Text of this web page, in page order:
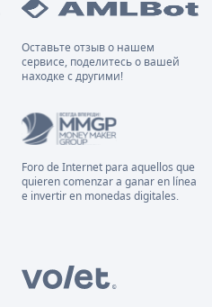
Оставьте отзыв о нашем
сервисе, поделитесь о вашей
находке с другими!
Foro de Internet para aquellos que
quieren comenzar a ganar en línea
e invertir en monedas digitales.